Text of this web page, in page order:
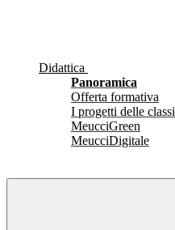
Didattica
Panoramica
Offerta formativa
I progetti delle classi
MeucciGreen
MeucciDigitale